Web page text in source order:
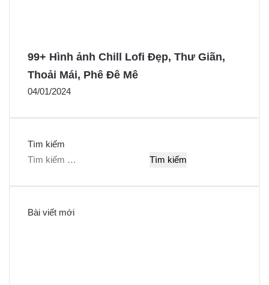
99+ Hình ảnh Chill Lofi Đẹp, Thư Giãn,
Thoải Mái, Phê Đê Mê
04/01/2024
Tìm kiếm
T
Bài viết mới